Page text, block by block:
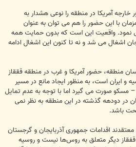
خارجه آمریکا در منطقه را نوعی هشدار به
با این حضور را هم می توان به عنوان
نمود. واقعیت این است که بدون حمایت همه
اشغال می شد و نه تا کنون این اشغال ادامه
منطقه، حضور آمریکا و غرب در منطقه قققاز
و ایران است، به منظور ایجاد مانع در مسیر
مسکو صورت می گیرد اما با توجه به عدم تمایل
در دودهه گذشته در این منطقه به نظر نمی
باشد.
اقدامات جمهوری آذربایجان و گرجستان
دیگر متعلق به روس‌ها نیست و روسیه